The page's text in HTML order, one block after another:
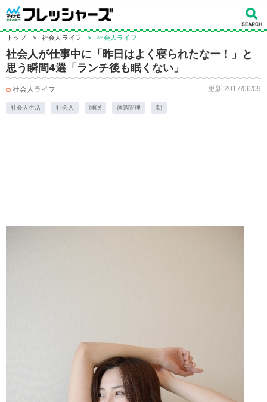
トップ > 社会人ライフ > 社会人ライフ
社会人が仕事中に「昨日はよく寝られたなー！」と
思う瞬間4選「ランチ後も眠くない」
社会人ライフ 更新:2017/06/09
社会人生活 社会人 睡眠 体調管理 朝